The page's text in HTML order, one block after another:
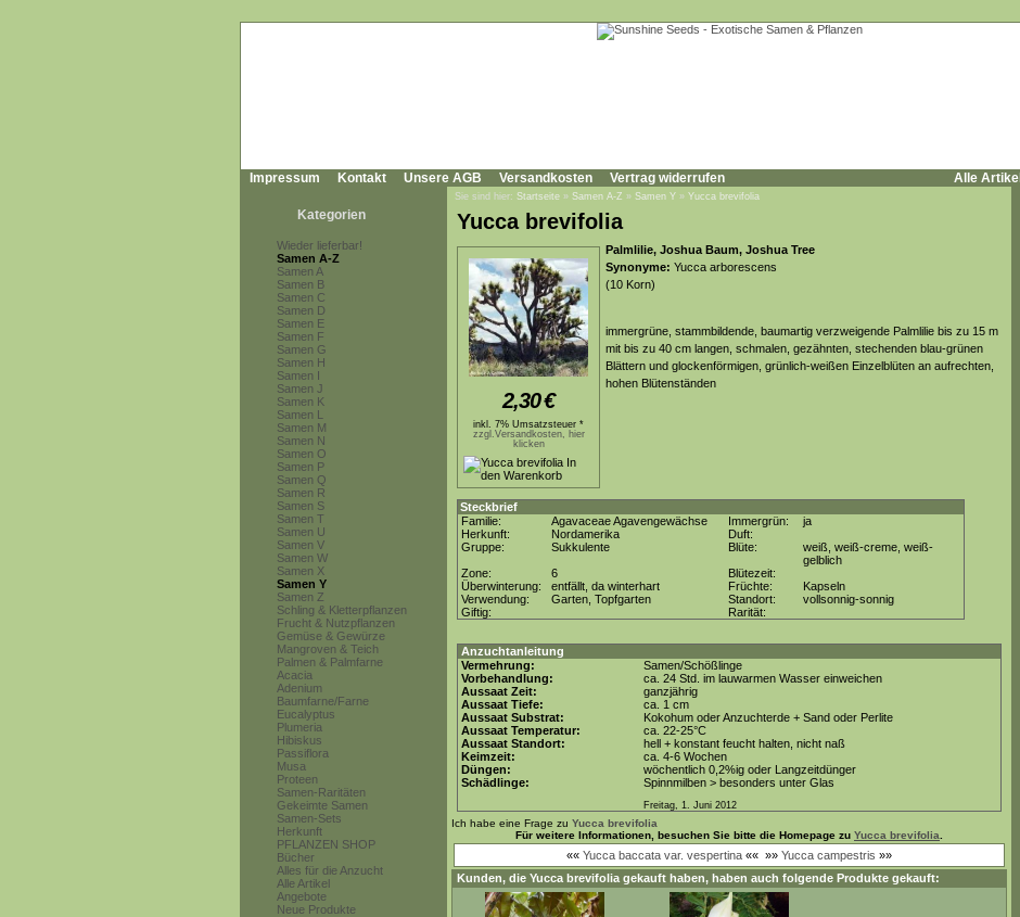
Impressum Kontakt Unsere AGB Versandkosten Vertrag widerrufen Alle Artikel
Kategorien
Wieder lieferbar!
Samen A-Z
Samen A
Samen B
Samen C
Samen D
Samen E
Samen F
Samen G
Samen H
Samen I
Samen J
Samen K
Samen L
Samen M
Samen N
Samen O
Samen P
Samen Q
Samen R
Samen S
Samen T
Samen U
Samen V
Samen W
Samen X
Samen Y
Samen Z
Schling & Kletterpflanzen
Frucht & Nutzpflanzen
Gemüse & Gewürze
Mangroven & Teich
Palmen & Palmfarne
Acacia
Adenium
Baumfarne/Farne
Eucalyptus
Plumeria
Hibiskus
Passiflora
Musa
Proteen
Samen-Raritäten
Gekeimte Samen
Samen-Sets
Herkunft
PFLANZEN SHOP
Bücher
Alles für die Anzucht
Alle Artikel
Angebote
Neue Produkte
Sie sind hier: Startseite » Samen A-Z » Samen Y » Yucca brevifolia
Yucca brevifolia
2,30€
inkl. 7% Umsatzsteuer *
zzgl.Versandkosten, hier
klicken
Palmlilie, Joshua Baum, Joshua Tree
Synonyme: Yucca arborescens
(10 Korn)
immergrüne, stammbildende, baumartig verzweigende Palmlilie bis zu 15 m
mit bis zu 40 cm langen, schmalen, gezähnten, stechenden blau-grünen
Blättern und glockenförmigen, grünlich-weißen Einzelblüten an aufrechten,
hohen Blütenständen
Steckbrief
Familie:
Agavaceae Agavengewächse Immergrün:
ja
Herkunft:
Nordamerika
Duft:
Gruppe:
Sukkulente Blüte:
weiß, weiß-creme, weiß-
gelblich
Zone:
6
Blütezeit:
Überwinterung:
entfällt, da winterhart Früchte:
Kapseln
Verwendung:
Garten, Topfgarten Standort:
vollsonnig-sonnig
Giftig:
Rarität:
Anzuchtanleitung
Vermehrung:
Samen/Schößlinge
Vorbehandlung:
ca. 24 Std. im lauwarmen Wasser einweichen
Aussaat Zeit:
ganzjährig
Aussaat Tiefe:
ca. 1 cm
Aussaat Substrat:
Kokohum oder Anzuchterde + Sand oder Perlite
Aussaat Temperatur:
ca. 22-25°C
Aussaat Standort:
hell + konstant feucht halten, nicht naß
Keimzeit:
ca. 4-6 Wochen
Düngen:
wöchentlich 0,2%ig oder Langzeitdünger
Schädlinge:
Spinnmilben > besonders unter Glas
Freitag, 1. Juni 2012
Ich habe eine Frage zu Yucca brevifolia
Für weitere Informationen, besuchen Sie bitte die Homepage zu Yucca brevifolia
«« Yucca baccata var. vespertina «« »» Yucca campestris »»
Kunden, die Yucca brevifolia gekauft haben, haben auch folgende Produkte gekauft: